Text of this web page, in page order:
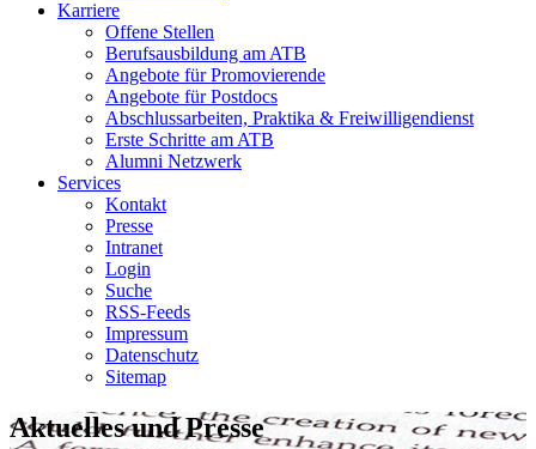
Karriere
Offene Stellen
Berufsausbildung am ATB
Angebote für Promovierende
Angebote für Postdocs
Abschlussarbeiten, Praktika & Freiwilligendienst
Erste Schritte am ATB
Alumni Netzwerk
Services
Kontakt
Presse
Intranet
Login
Suche
RSS-Feeds
Impressum
Datenschutz
Sitemap
Aktuelles und Presse